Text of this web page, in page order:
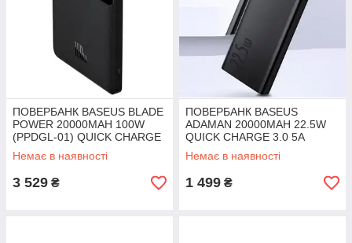
ПОВЕРБАНК BASEUS BLADE
POWER 20000MAH 100W
(PPDGL-01) QUICK CHARGE
3.0 5A
Немає в наявності
3 529 ₴
ПОВЕРБАНК BASEUS
ADAMAN 20000MAH 22.5W
QUICK CHARGE 3.0 5A
(PPAD000101)
Немає в наявності
1 499 ₴